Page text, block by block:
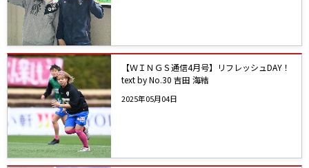
【ＷＩＮＧＳ通信4月号】リフレッシュDAY！
text by No.30 吉田 海結
2025年05月04日